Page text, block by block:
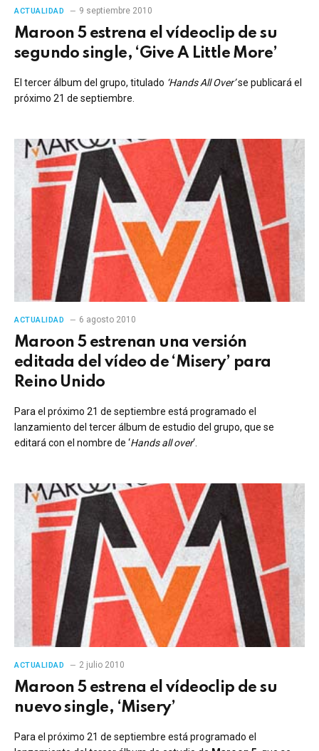
ACTUALIDAD 9 septiembre 2010
Maroon 5 estrena el vídeoclip de su
segundo single, ‘Give A Little More’
El tercer álbum del grupo, titulado ‘Hands All Over’se publicará el
próximo 21 de septiembre.
ACTUALIDAD 6 agosto 2010
Maroon 5 estrenan una versión
editada del vídeo de ‘Misery’ para
Reino Unido
Para el próximo 21 de septiembre está programado el
lanzamiento del tercer álbum de estudio del grupo, que se
editará con el nombre de ‘Hands all over‘.
ACTUALIDAD 2 julio 2010
Maroon 5 estrena el vídeoclip de su
nuevo single, ‘Misery’
Para el próximo 21 de septiembre está programado el